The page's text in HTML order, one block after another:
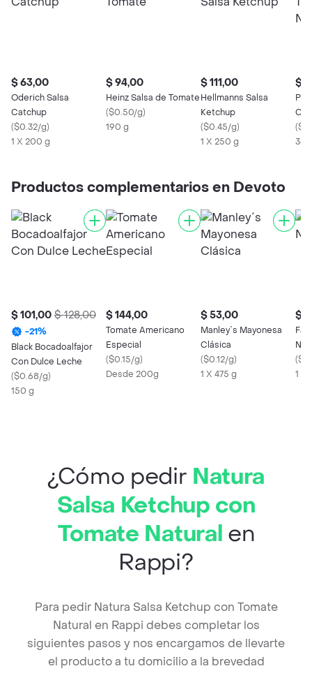
$ 63,00
Oderich Salsa
Catchup
($0.32/g)
1 X 200 g
$ 94,00
Heinz Salsa de Tomate
($0.50/g)
190 g
$ 111,00
Hellmanns Salsa
Ketchup
($0.45/g)
1 X 250 g
$
(
Productos complementarios en Devoto
$ 101,00 $ 128,00
-21%
Black Bocadoalfajor
Con Dulce Leche
($0.68/g)
150 g
$ 144,00
Tomate Americano
Especial
($0.15/g)
Desde 200g
$ 53,00
Manley´s Mayonesa
Clásica
($0.12/g)
1 X 475 g
$
(
1 X
¿Cómo pedir Natura
Salsa Ketchup con
Tomate Natural en
Rappi?
Para pedir Natura Salsa Ketchup con Tomate
Natural en Rappi debes completar los
siguientes pasos y nos encargamos de llevarte
el producto a tu domicilio a la brevedad